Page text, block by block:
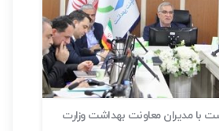
با مدیران معاونت بهداشت وزارت